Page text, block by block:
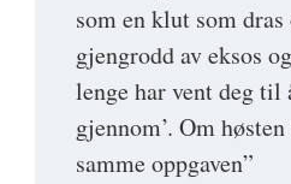
som en klut som
gjengrodd av eksos
lenge har vent deg til
gjennom’. Om
samme oppgaven”